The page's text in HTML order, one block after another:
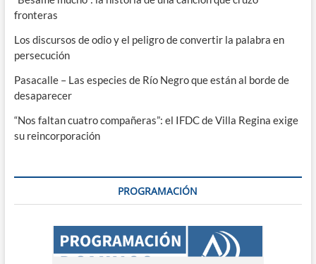
fronteras
Los discursos de odio y el peligro de convertir la palabra en
persecución
Pasacalle – Las especies de Río Negro que están al borde de
desaparecer
“Nos faltan cuatro compañeras”: el IFDC de Villa Regina exige
su reincorporación
PROGRAMACIÓN